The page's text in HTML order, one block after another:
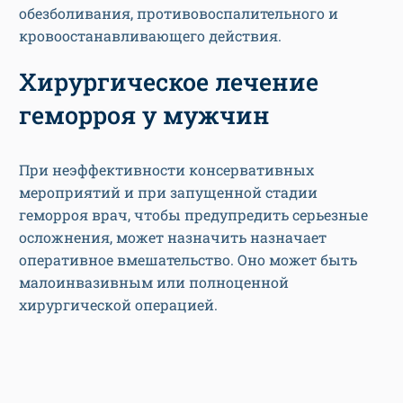
обезболивания, противовоспалительного и
кровоостанавливающего действия.
Хирургическое лечение
геморроя у мужчин
При неэффективности консервативных
мероприятий и при запущенной стадии
геморроя врач, чтобы предупредить серьезные
осложнения, может назначить назначает
оперативное вмешательство. Оно может быть
малоинвазивным или полноценной
хирургической операцией.